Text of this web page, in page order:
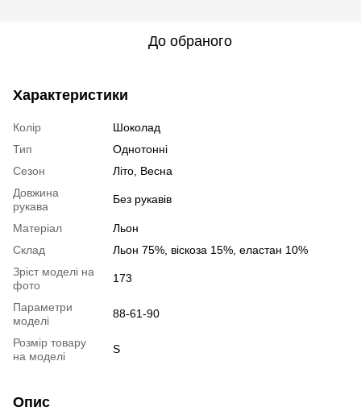
До обраного
Характеристики
Колір
Шоколад
Тип
Однотонні
Сезон
Літо, Весна
Довжина
рукава
Без рукавів
Матеріал
Льон
Склад
Льон 75%, віскоза 15%, еластан 10%
Зріст моделі на
фото
173
Параметри
моделі
88-61-90
Розмір товару
на моделі
S
Опис